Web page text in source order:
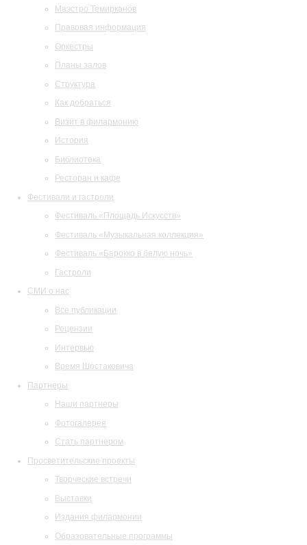
Маэстро Темирканов
Правовая информация
Оркестры
Планы залов
Структура
Как добраться
Визит в филармонию
История
Библиотека
Ресторан и кафе
Фестивали и гастроли
Фестиваль «Площадь Искусств»
Фестиваль «Музыкальная коллекция»
Фестиваль «Барокко в белую ночь»
Гастроли
СМИ о нас
Все публикации
Рецензии
Интервью
Время Шостаковича
Партнеры
Наши партнеры
Фотогалерея
Стать партнером
Просветительские проекты
Творческие встречи
Выставки
Издания филармонии
Образовательные программы